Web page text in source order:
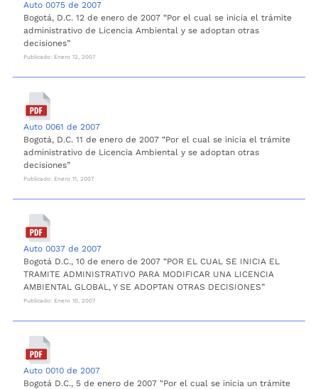
Auto 0075 de 2007
Bogotá, D.C. 12 de enero de 2007 “Por el cual se inicia el trámite
administrativo de Licencia Ambiental y se adoptan otras
decisiones”
Publicado: Enero 12, 2007
Auto 0061 de 2007
Bogotá, D.C. 11 de enero de 2007 “Por el cual se inicia el trámite
administrativo de Licencia Ambiental y se adoptan otras
decisiones”
Publicado: Enero 11, 2007
Auto 0037 de 2007
Bogotá D.C., 10 de enero de 2007 “POR EL CUAL SE INICIA EL
TRAMITE ADMINISTRATIVO PARA MODIFICAR UNA LICENCIA
AMBIENTAL GLOBAL, Y SE ADOPTAN OTRAS DECISIONES”
Publicado: Enero 10, 2007
Auto 0010 de 2007
Bogotá D.C., 5 de enero de 2007 "Por el cual se inicia un trámite